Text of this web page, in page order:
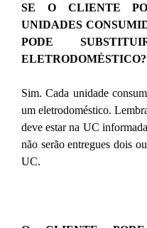
SE O CLIENTE
UNIDADES
PODE
ELETRODOMÉSTICO?
Sim. Cada unidade
um eletrodoméstico.
deve estar na UC
não serão entregues dois
UC.